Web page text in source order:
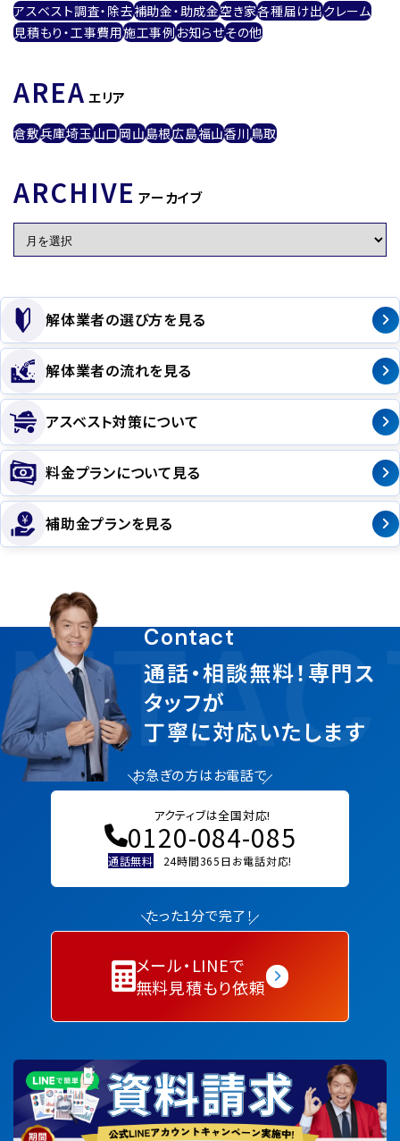
アスベスト調査・除去補助金・助成金空き家各種届け出クレーム
見積もり・工事費用施工事例お知らせその他
AREA エリア
倉敷兵庫埼玉山口岡山島根広島福山香川鳥取
ARCHIVE アーカイブ
解体業者の選び方を見る
解体業者の流れを見る
アスベスト対策について
料金プランについて見る
補助金プランを見る
Contact
通話・相談無料！専門ス
タッフが
丁寧に対応いたします
お急ぎの方はお電話で
アクティブは全国対応!
0120-084-085
通話無料 24時間365日お電話対応!
たった1分で完了！
メール・LINEで
無料見積もり依頼